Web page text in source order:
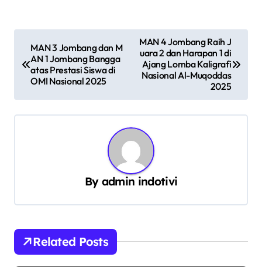
i
g
s
MAN 3 Jombang dan M
AN 1 Jombang Bangga
atas Prestasi Siswa di
OMI Nasional 2025
MAN 4 Jombang Raih J
uara 2 dan Harapan 1 di
Ajang Lomba Kaligrafi
Nasional Al-Muqoddas
2025
By admin indotivi
Related Posts